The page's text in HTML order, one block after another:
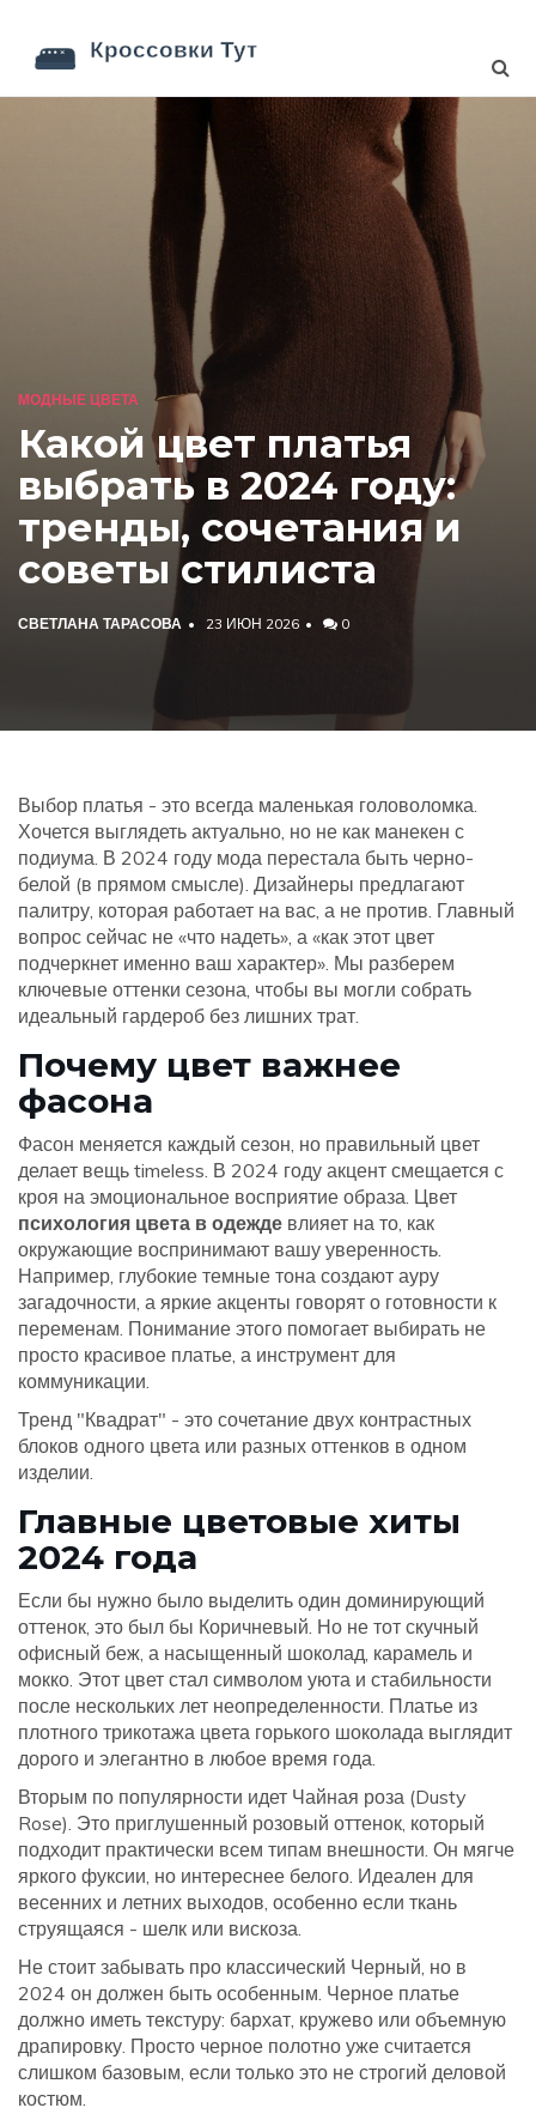
МОДНЫЕ ЦВЕТА
Какой цвет платья
выбрать в 2024 году:
тренды, сочетания и
советы стилиста
СВЕТЛАНА ТАРАСОВА 23 ИЮН 2026 0
Выбор платья - это всегда маленькая головоломка.
Хочется выглядеть актуально, но не как манекен с
подиума. В 2024 году мода перестала быть черно-
белой (в прямом смысле). Дизайнеры предлагают
палитру, которая работает на вас, а не против. Главный
вопрос сейчас не «что надеть», а «как этот цвет
подчеркнет именно ваш характер». Мы разберем
ключевые оттенки сезона, чтобы вы могли собрать
идеальный гардероб без лишних трат.
Почему цвет важнее
фасона
Фасон меняется каждый сезон, но правильный цвет
делает вещь timeless. В 2024 году акцент смещается с
кроя на эмоциональное восприятие образа. Цвет
психология цвета в одежде влияет на то, как
окружающие воспринимают вашу уверенность.
Например, глубокие темные тона создают ауру
загадочности, а яркие акценты говорят о готовности к
переменам. Понимание этого помогает выбирать не
просто красивое платье, а инструмент для
коммуникации.
Тренд "Квадрат" - это сочетание двух контрастных
блоков одного цвета или разных оттенков в одном
изделии.
Главные цветовые хиты
2024 года
Если бы нужно было выделить один доминирующий
оттенок, это был бы Коричневый. Но не тот скучный
офисный беж, а насыщенный шоколад, карамель и
мокко. Этот цвет стал символом уюта и стабильности
после нескольких лет неопределенности. Платье из
плотного трикотажа цвета горького шоколада выглядит
дорого и элегантно в любое время года.
Вторым по популярности идет Чайная роза (Dusty
Rose). Это приглушенный розовый оттенок, который
подходит практически всем типам внешности. Он мягче
яркого фуксии, но интереснее белого. Идеален для
весенних и летних выходов, особенно если ткань
струящаяся - шелк или вискоза.
Не стоит забывать про классический Черный, но в
2024 он должен быть особенным. Черное платье
должно иметь текстуру: бархат, кружево или объемную
драпировку. Просто черное полотно уже считается
слишком базовым, если только это не строгий деловой
костюм.